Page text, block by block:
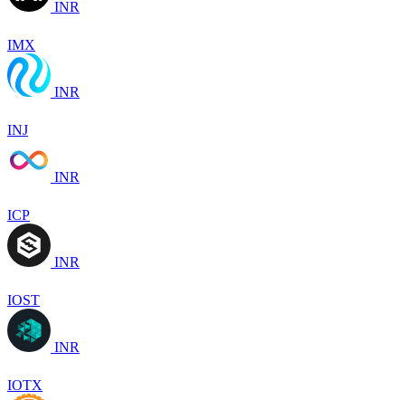
INR
IMX
INR
INJ
INR
ICP
INR
IOST
INR
IOTX